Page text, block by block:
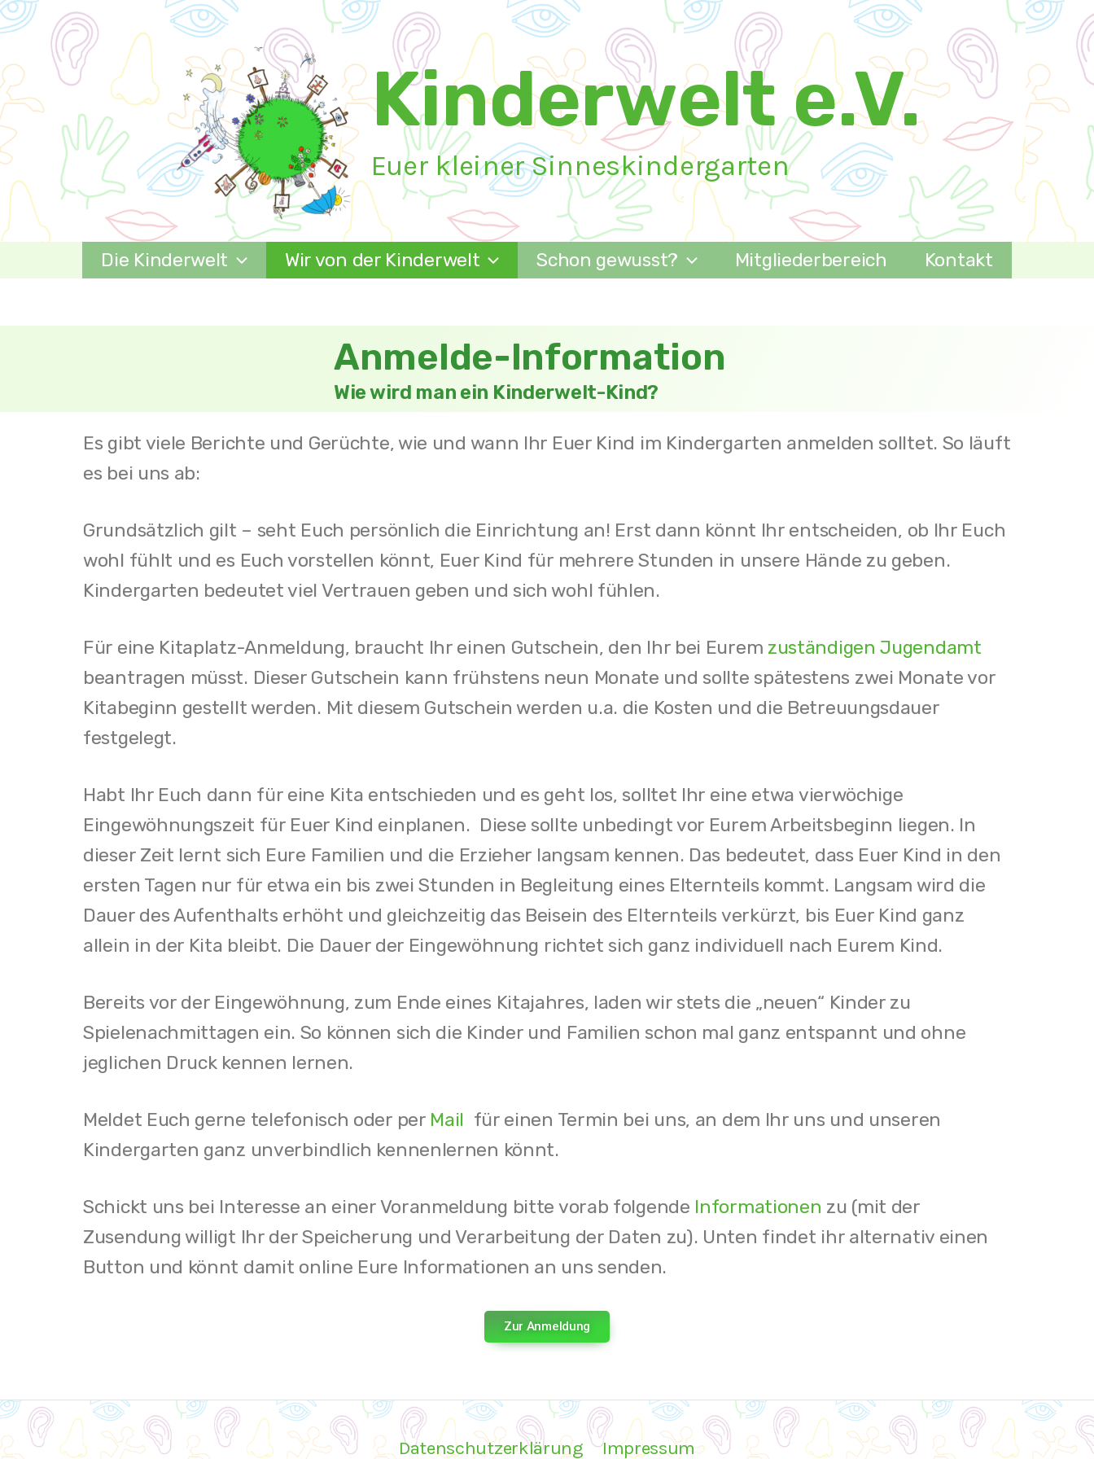
Zum
springen
Kinderwelt e.V.
Euer kleiner Sinneskindergarten
Die Kinderwelt Wir von der Kinderwelt Schon gewusst? Mitgliederbereich Kontakt
Anmelde-Information
Wie wird man ein Kinderwelt-Kind?
Es gibt viele Berichte und Gerüchte, wie und wann Ihr Euer Kind im Kindergarten anmelden solltet. So läuft
es bei uns ab:
Grundsätzlich gilt – seht Euch persönlich die Einrichtung an! Erst dann könnt Ihr entscheiden, ob Ihr Euch
wohl fühlt und es Euch vorstellen könnt, Euer Kind für mehrere Stunden in unsere Hände zu geben.
Kindergarten bedeutet viel Vertrauen geben und sich wohl fühlen.
Für eine Kitaplatz-Anmeldung, braucht Ihr einen Gutschein, den Ihr bei Eurem zuständigen Jugendamt
beantragen müsst. Dieser Gutschein kann frühstens neun Monate und sollte spätestens zwei Monate vor
Kitabeginn gestellt werden. Mit diesem Gutschein werden u.a. die Kosten und die Betreuungsdauer
festgelegt.
Habt Ihr Euch dann für eine Kita entschieden und es geht los, solltet Ihr eine etwa vierwöchige
Eingewöhnungszeit für Euer Kind einplanen. Diese sollte unbedingt vor Eurem Arbeitsbeginn liegen. In
dieser Zeit lernt sich Eure Familien und die Erzieher langsam kennen. Das bedeutet, dass Euer Kind in den
ersten Tagen nur für etwa ein bis zwei Stunden in Begleitung eines Elternteils kommt. Langsam wird die
Dauer des Aufenthalts erhöht und gleichzeitig das Beisein des Elternteils verkürzt, bis Euer Kind ganz
allein in der Kita bleibt. Die Dauer der Eingewöhnung richtet sich ganz individuell nach Eurem Kind.
Bereits vor der Eingewöhnung, zum Ende eines Kitajahres, laden wir stets die „neuen“ Kinder zu
Spielenachmittagen ein. So können sich die Kinder und Familien schon mal ganz entspannt und ohne
jeglichen Druck kennen lernen.
Meldet Euch gerne telefonisch oder per Mail für einen Termin bei uns, an dem Ihr uns und unseren
Kindergarten ganz unverbindlich kennenlernen könnt.
Schickt uns bei Interesse an einer Voranmeldung bitte vorab folgende Informationen zu (mit der
Zusendung willigt Ihr der Speicherung und Verarbeitung der Daten zu). Unten findet ihr alternativ einen
Button und könnt damit online Eure Informationen an uns senden.
Zur Anmeldung
Datenschutzerklärung Impressum